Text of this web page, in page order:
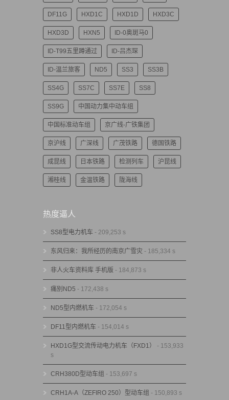
DF11G HXD1C HXD1D HXD3C
HXD3D HXN5 ID-0奥斑马0
ID-T99五里蹲通过 ID-吕杰琛
ID-温兰旅客 ND5 SS3 SS3B
SS4G SS7C SS7E SS8
SS9G 中国动力集中动车组
中国标准动车组 京广线-广铁集团
京沪线 广深线 广茂铁路 德国铁路
成昆线 日本铁路 检测列车 沪昆线
湘桂线 金温铁路 陇海线
热度逼人
SS8型电力机车 - 209,253 s
东风归来：我所经历的南京广雪灾 - 185,334 s
非人火车资料库 手机版 - 184,873 s
痛别ND5 - 172,438 s
ND5型内燃机车 - 172,054 s
DF11型内燃机车 - 154,014 s
HXD1G型交流传动电力机车（FXD1）
- 153,933
s
CRH380D型动车组 - 153,697 s
CRH1A-A（ZEFIRO 250）型动车组 - 150,893 s